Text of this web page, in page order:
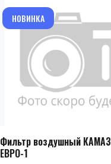
НОВИНКА
Фильтр воздушный КАМАЗ
ЕВРО-1